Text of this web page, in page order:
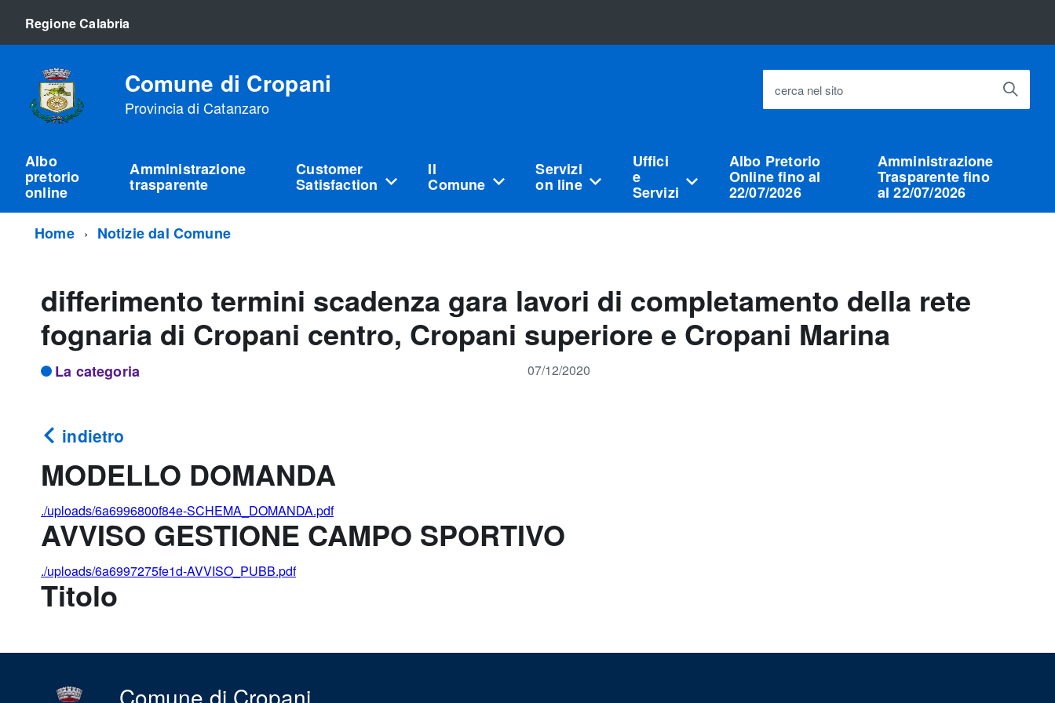
Regione Calabria
Comune di Cropani
Provincia di Catanzaro
cerca nel sito
Albo
pretorio
online
Amministrazione
trasparente
Customer
Satisfaction
Il
Comune
Servizi
on line
Uffici
e
Servizi
Albo Pretorio
Online fino al
22/07/2026
Amministrazione
Trasparente fino
al 22/07/2026
Home
Notizie dal Comune
differimento termini scadenza gara lavori di completamento della rete
fognaria di Cropani centro, Cropani superiore e Cropani Marina
La categoria 07/12/2020
indietro
MODELLO DOMANDA
./uploads/6a6996800f84e-SCHEMA_DOMANDA.pdf
AVVISO GESTIONE CAMPO SPORTIVO
./uploads/6a6997275fe1d-AVVISO_PUBB.pdf
Titolo
Comune di Cropani